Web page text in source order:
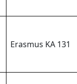
Erasmus KA 131